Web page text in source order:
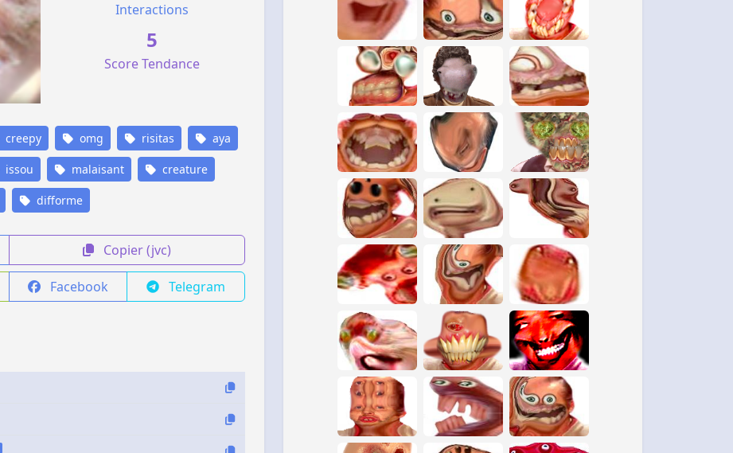
Interactions
5
Score Tendance
creepy omg risitas aya
issou malaisant creature
difforme
Copier (jvc)
Facebook Telegram